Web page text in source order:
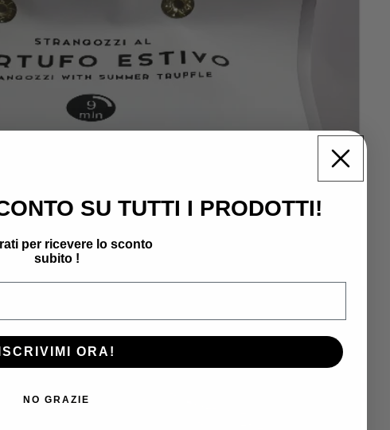
SU TUTTI I PRODOTTI!
per ricevere lo sconto
subito !
ISCRIVIMI ORA!
NO GRAZIE